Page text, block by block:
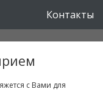
Контакты
с Вами для